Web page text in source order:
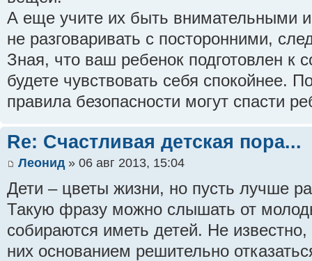
А еще учите их быть внимательными
не разговаривать с посторонними,
Зная, что ваш ребенок подготовлен к
будете чувствовать себя спокойнее.
правила безопасности могут спасти
Re: Счастливая детская пора...
Леонид » 06 авг 2013, 15:04
Дети – цветы жизни, но пусть лучше
Такую фразу можно слышать от
собираются иметь детей. Не
них основанием решительно